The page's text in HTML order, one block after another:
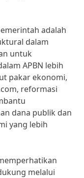
adalah
dalam
untuk
APBN lebih
pakar ekonomi,
reformasi
dana publik dan
yang lebih
melalui